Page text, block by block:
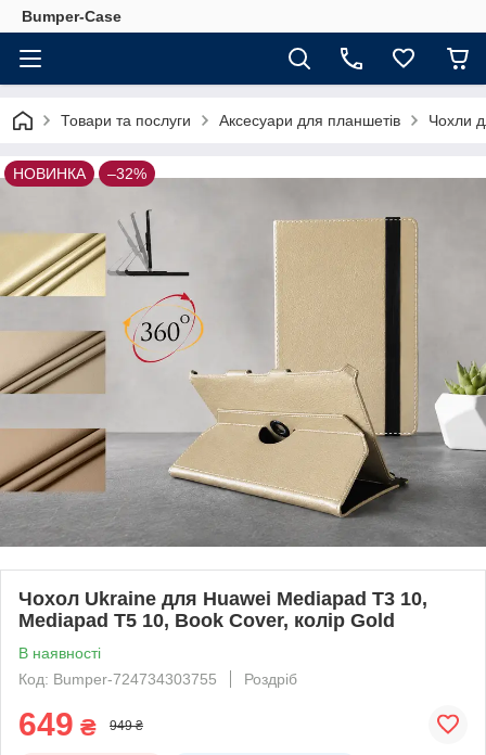
Bumper-Case
Товари та послуги Аксесуари для планшетів Чохли
НОВИНКА –32%
Чохол Ukraine для Huawei Mediapad T3 10,
Mediapad T5 10, Book Cover, колір Gold
В наявності
Код: Bumper-724734303755
Роздріб
649 ₴ 949 ₴